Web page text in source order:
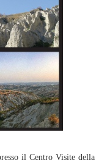
il Centro Visite della